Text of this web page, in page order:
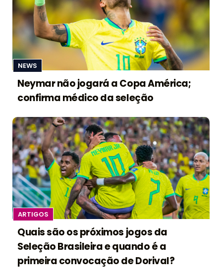
NEWS
Neymar não jogará a Copa América;
confirma médico da seleção
ARTIGOS
Quais são os próximos jogos da
Seleção Brasileira e quando é a
primeira convocação de Dorival?